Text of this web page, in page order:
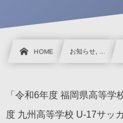
HOME お知らせ, …
「令和6年度 福岡県高等
度 九州高等学校 U-17サッ